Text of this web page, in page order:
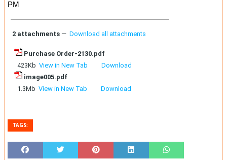
PM
2 attachments — Download all attachments
Purchase Order-2130.pdf
423Kb View in New Tab
Download
image005.pdf
1.3Mb View in New Tab Download
TAGS: